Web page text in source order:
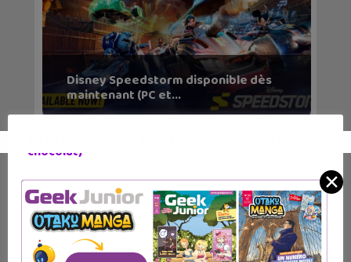
Disney Speedstorm disponible dès
maintenant (PC et...
chocolat)
✕